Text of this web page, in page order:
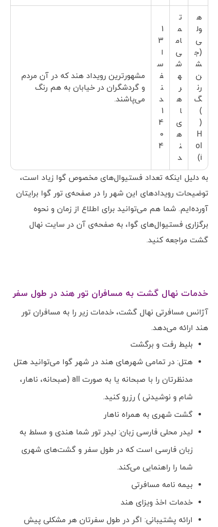
ه
ول
ی
(ج
ش
ن
رن
گ
)
(
H
ol
i)
ت
م
ام
ی
ش
ه
ر
ه
ا
ی
ه
ن
د
1
3
ا
س
ف
ن
د
1
4
0
4
مشهورترین رویداد هند که در آن مردم
و گردشگران در خیابان به هم رنگ
می‌پاشند.
به دلیل اینکه تعداد فستیوال‌های مخصوص گوا زیاد است،
توضیحات رویدادهای این شهر را در صفحه‌ی تور گوا برایتان
آورده‌ایم. شما هم می‌توانید برای اطلاع از زمان و نحوه
برگزاری فستیوال‌های گوا، به صفحه‌ی آن در سایت نهال
گشت مراجعه کنید.
خدمات نهال گشت به مسافران تور هند در طول سفر
آژانس مسافرتی نهال گشت، خدمات زیر را به مسافران تور
هند ارائه می‌دهد.
بلیط رفت و برگشت
هتل: در تمامی شهرهای هند در شهر گوا می‌توانید هتل
مدنظرتان را با صبحانه یا به صورت all (صبحانه، ناهار،
شام و نوشیدنی ) رزرو کنید.
گشت شهری به همراه ناهار
لیدر محلی فارسی زبان: لیدر تور شما هندی و مسلط به
زبان فارسی است که در طول سفر و گشت‌های شهری
شما را راهنمایی می‌کند.
بیمه نامه مسافرتی
خدمات اخذ ویزای هند
ارائه پشتیبانی: اگر در طول سفرتان هر مشکلی پیش